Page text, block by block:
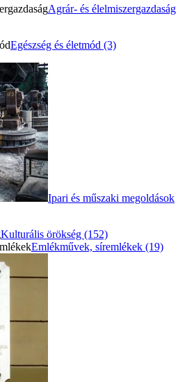
Agrár- és élelmiszergazdaság
Egészség és életmód (3)
Ipari és műszaki megoldások
Kulturális örökség (152)
Emlékművek, síremlékek (19)